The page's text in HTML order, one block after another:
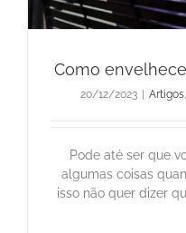
Como
20/12/2023 Artigos,
Pode até ser que
algumas coisas
isso não quer dizer